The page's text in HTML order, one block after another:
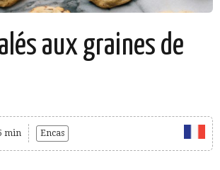
aux graines de
min Encas